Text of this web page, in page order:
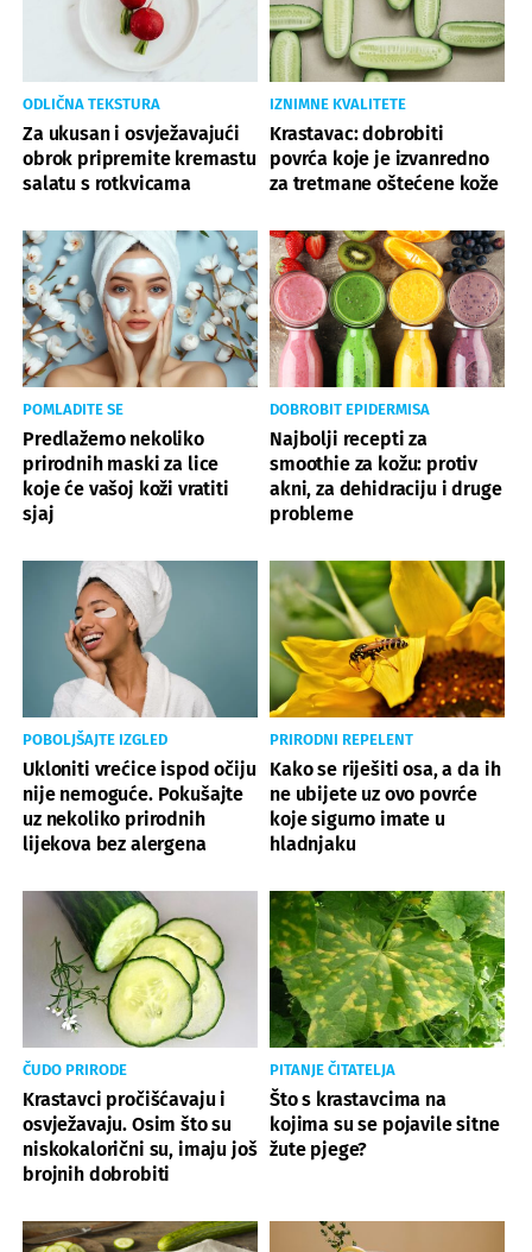
ODLIČNA TEKSTURA
Za ukusan i osvježavajući
obrok pripremite kremastu
salatu s rotkvicama
IZNIMNE KVALITETE
Krastavac: dobrobiti
povrća koje je izvanredno
za tretmane oštećene kože
POMLADITE SE
Predlažemo nekoliko
prirodnih maski za lice
koje će vašoj koži vratiti
sjaj
DOBROBIT EPIDERMISA
Najbolji recepti za
smoothie za kožu: protiv
akni, za dehidraciju i druge
probleme
POBOLJŠAJTE IZGLED
Ukloniti vrećice ispod očiju
nije nemoguće. Pokušajte
uz nekoliko prirodnih
lijekova bez alergena
PRIRODNI REPELENT
Kako se riješiti osa, a da ih
ne ubijete uz ovo povrće
koje sigurno imate u
hladnjaku
ČUDO PRIRODE
Krastavci pročišćavaju i
osvježavaju. Osim što su
niskokalorični su, imaju još
brojnih dobrobiti
PITANJE ČITATELJA
Što s krastavcima na
kojima su se pojavile sitne
žute pjege?